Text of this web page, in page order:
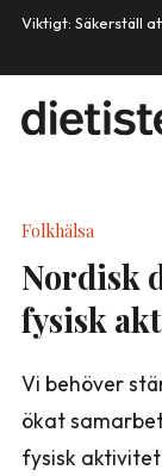
Viktigt: Säkerställ
Folkhälsa
Nordisk
fysisk
Vi behöver
ökat
fysisk